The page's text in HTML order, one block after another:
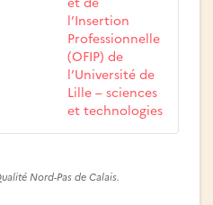
l’Insertion
Professionnelle
(OFIP) de
l’Université de
Lille – sciences
et technologies
Nord-Pas de Calais.